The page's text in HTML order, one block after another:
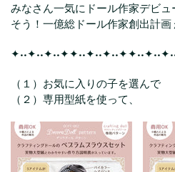
みなさん一気にドール作家デビ
そう！一億総ドール作家創出計画
（１）お気に入りの子を選んで
（２）専用型紙を使って、